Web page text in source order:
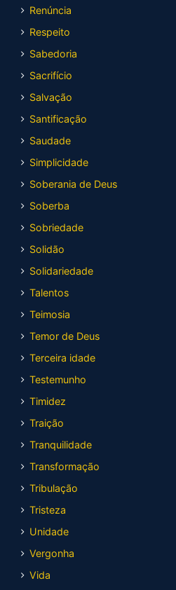
Renúncia
Respeito
Sabedoria
Sacrifício
Salvação
Santificação
Saudade
Simplicidade
Soberania de Deus
Soberba
Sobriedade
Solidão
Solidariedade
Talentos
Teimosia
Temor de Deus
Terceira idade
Testemunho
Timidez
Traição
Tranquilidade
Transformação
Tribulação
Tristeza
Unidade
Vergonha
Vida